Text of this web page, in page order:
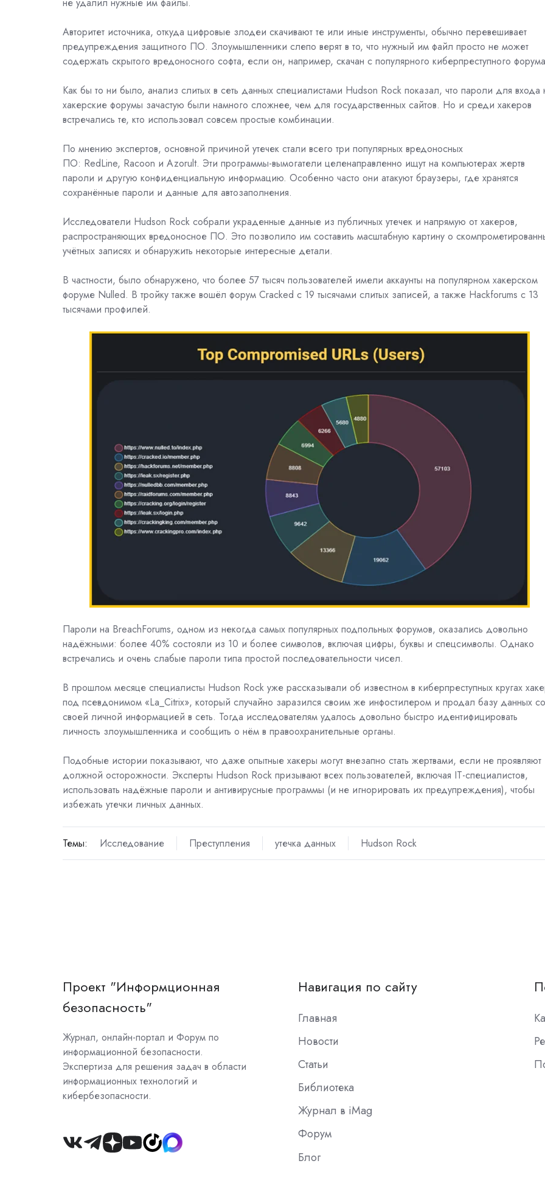
Авторитет источника, откуда цифровые злодеи скачивают те или иные инструменты, обычно перевешивает
предупреждения защитного ПО. Злоумышленники слепо верят в то, что нужный им файл просто не может
содержать скрытого вредоносного софта, если он, например, скачан с популярного киберпреступного
Как бы то ни было, анализ слитых в сеть данных специалистами Hudson Rock показал, что пароли для входа
хакерские форумы зачастую были намного сложнее, чем для государственных сайтов. Но и среди хакеров
встречались те, кто использовал совсем простые комбинации.
По мнению экспертов, основной причиной утечек стали всего три популярных вредоносных
ПО: RedLine, Racoon и Azorult. Эти программы-вымогатели целенаправленно ищут на компьютерах жертв
пароли и другую конфиденциальную информацию. Особенно часто они атакуют браузеры, где хранятся
сохранённые пароли и данные для автозаполнения.
Исследователи Hudson Rock собрали украденные данные из публичных утечек и напрямую от хакеров,
распространяющих вредоносное ПО. Это позволило им составить масштабную картину о
учётных записях и обнаружить некоторые интересные детали.
В частности, было обнаружено, что более 57 тысяч пользователей имели аккаунты на популярном хакерском
форуме Nulled. В тройку также вошёл форум Cracked с 19 тысячами слитых записей, а также Hackforums с 13
тысячами профилей.
Пароли на BreachForums, одном из некогда самых популярных подпольных форумов, оказались довольно
надёжными: более 40% состояли из 10 и более символов, включая цифры, буквы и спецсимволы. Однако
встречались и очень слабые пароли типа простой последовательности чисел.
В прошлом месяце специалисты Hudson Rock уже рассказывали об известном в киберпреступных кругах
под псевдонимом «La_Citrix», который случайно заразился своим же инфостилером и продал базу данных со
своей личной информацией в сеть. Тогда исследователям удалось довольно быстро идентифицировать
личность злоумышленника и сообщить о нём в правоохранительные органы.
Подобные истории показывают, что даже опытные хакеры могут внезапно стать жертвами, если не проявляют
должной осторожности. Эксперты Hudson Rock призывают всех пользователей, включая IT-специалистов,
использовать надёжные пароли и антивирусные программы (и не игнорировать их предупреждения), чтобы
избежать утечки личных данных.
Темы: Исследование Преступления утечка данных Hudson Rock
Проект "Информционная
безопасность"
Журнал, онлайн-портал и Форум по
информационной безопасности.
Экспертиза для решения задач в области
информационных технологий и
кибербезопасности.
Join
Навигация по сайту
Главная
Новости
Статьи
Библиотека
Журнал в iMag
Форум
Блог